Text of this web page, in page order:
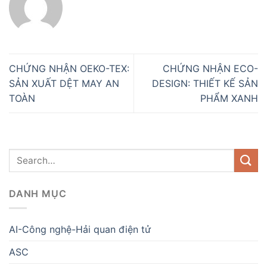
CHỨNG NHẬN OEKO-TEX:
SẢN XUẤT DỆT MAY AN
TOÀN
CHỨNG NHẬN ECO-
DESIGN: THIẾT KẾ SẢN
PHẨM XANH
DANH MỤC
AI-Công nghệ-Hải quan điện tử
ASC